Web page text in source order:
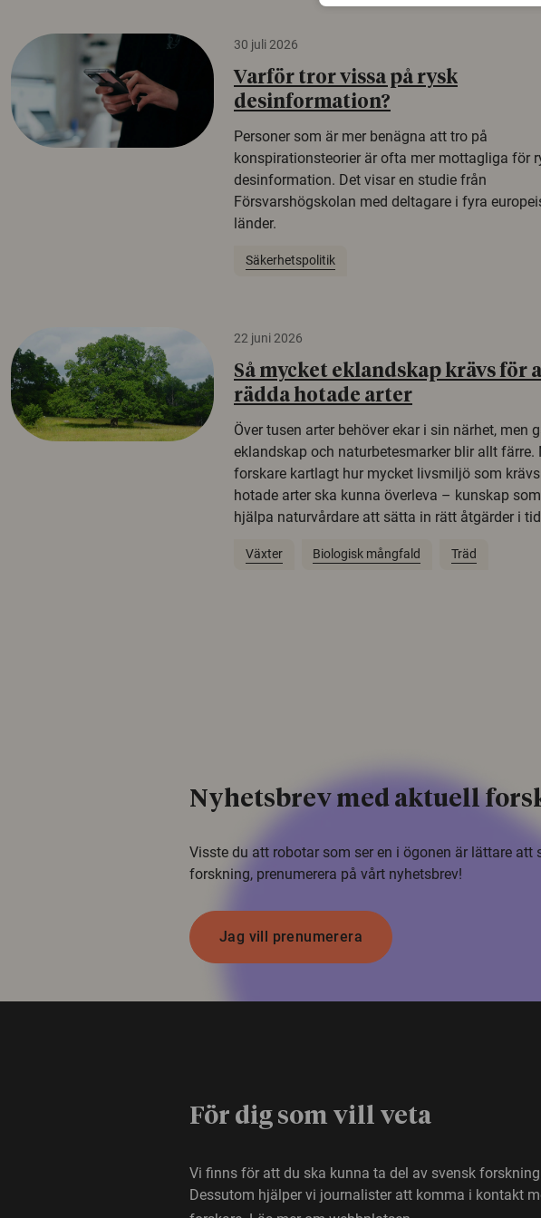
30 juli 2026
Varför tror vissa på rysk
desinformation?
Personer som är mer benägna att tro på
konspirationsteorier är ofta mer mottagliga för
desinformation. Det visar en studie från
Försvarshögskolan med deltagare i fyra
länder.
Säkerhetspolitik
22 juni 2026
Så mycket eklandskap krävs för
rädda hotade arter
Över tusen arter behöver ekar i sin närhet, men
eklandskap och naturbetesmarker blir allt färre.
forskare kartlagt hur mycket livsmiljö som
hotade arter ska kunna överleva – kunskap
hjälpa naturvårdare att sätta in rätt åtgärder i
Växter Biologisk mångfald Träd
Nyhetsbrev med aktuell
Visste du att robotar som ser en i ögonen är lättare att
forskning, prenumerera på vårt nyhetsbrev!
Jag vill prenumerera
För dig som vill veta
Vi finns för att du ska kunna ta del av svensk
Dessutom hjälper vi journalister att komma i kontakt